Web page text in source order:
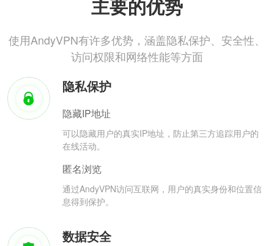
主要的优势
使用AndyVPN有许多优势，涵盖隐私保护、安全性、
访问权限和网络性能等方面
隐私保护
隐藏IP地址
可以隐藏用户的真实IP地址，防止第三方追踪用户的
在线活动。
匿名浏览
通过AndyVPN访问互联网，用户的真实身份和位置信
息得到保护。
数据安全